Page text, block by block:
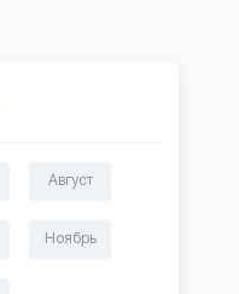
Август
Ноябрь